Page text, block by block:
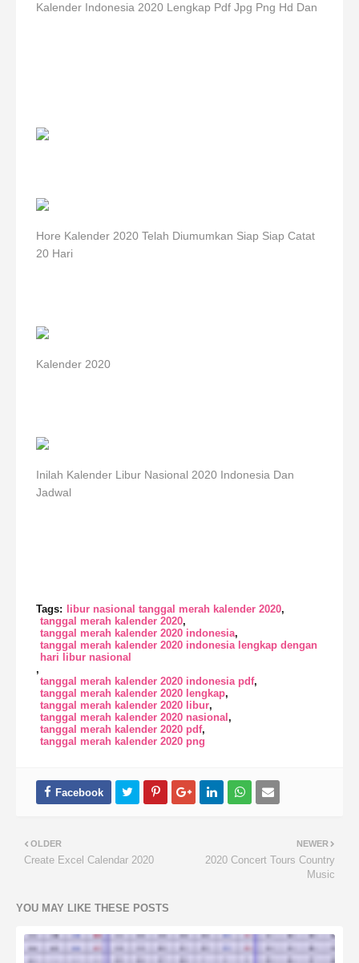
Kalender Indonesia 2020 Lengkap Pdf Jpg Png Hd Dan
Hore Kalender 2020 Telah Diumumkan Siap Siap Catat
20 Hari
Kalender 2020
Inilah Kalender Libur Nasional 2020 Indonesia Dan
Jadwal
Tags:
libur nasional tanggal merah kalender 2020
tanggal merah kalender 2020
tanggal merah kalender 2020 indonesia
tanggal merah kalender 2020 indonesia lengkap dengan
hari libur nasional
tanggal merah kalender 2020 indonesia pdf
tanggal merah kalender 2020 lengkap
tanggal merah kalender 2020 libur
tanggal merah kalender 2020 nasional
tanggal merah kalender 2020 pdf
tanggal merah kalender 2020 png
NEWER
2020 Concert Tours Country
Music
OLDER
Create Excel Calendar 2020
YOU MAY LIKE THESE POSTS